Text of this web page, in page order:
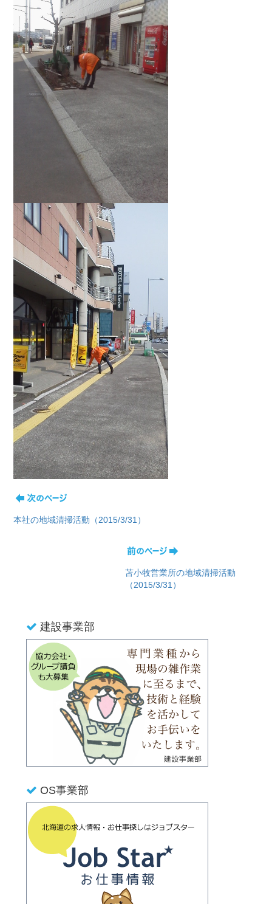
本社の地域清掃活動（2015/3/31）
苫小牧営業所の地域清掃活動
（2015/3/31）
建設事業部
OS事業部